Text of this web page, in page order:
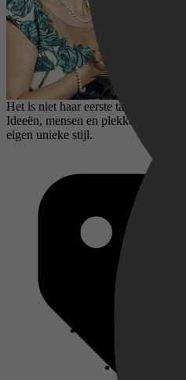
Het is niet haar eerste talkshow,
Ideeën, mensen en plekken die haar
eigen unieke stijl.